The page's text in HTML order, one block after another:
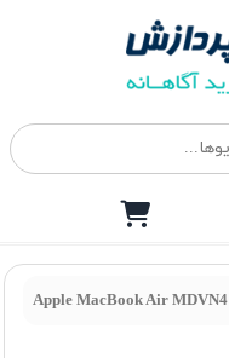
Apple MacBook Air MDVN4